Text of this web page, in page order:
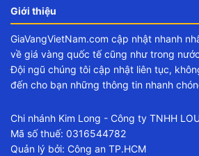
Giới thiệu
GiaVangVietNam.com cập nhật nhanh
về giá vàng quốc tế cũng như trong
Đội ngũ chúng tôi cập nhật liên tục,
đến cho bạn những thông tin nhanh
Chi nhánh Kim Long - Công ty TNHH
Mã số thuế: 0316544782
Quản lý bởi: Công an TP.HCM